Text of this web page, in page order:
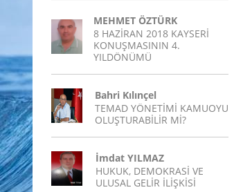
MEHMET ÖZTÜRK
8 HAZİRAN 2018 KAYSERİ
KONUŞMASININ 4.
YILDÖNÜMÜ
Bahri Kılınçel
TEMAD YÖNETİMİ KAMUOYU
OLUŞTURABİLİR Mİ?
İmdat YILMAZ
HUKUK, DEMOKRASİ VE
ULUSAL GELİR İLİŞKİSİ